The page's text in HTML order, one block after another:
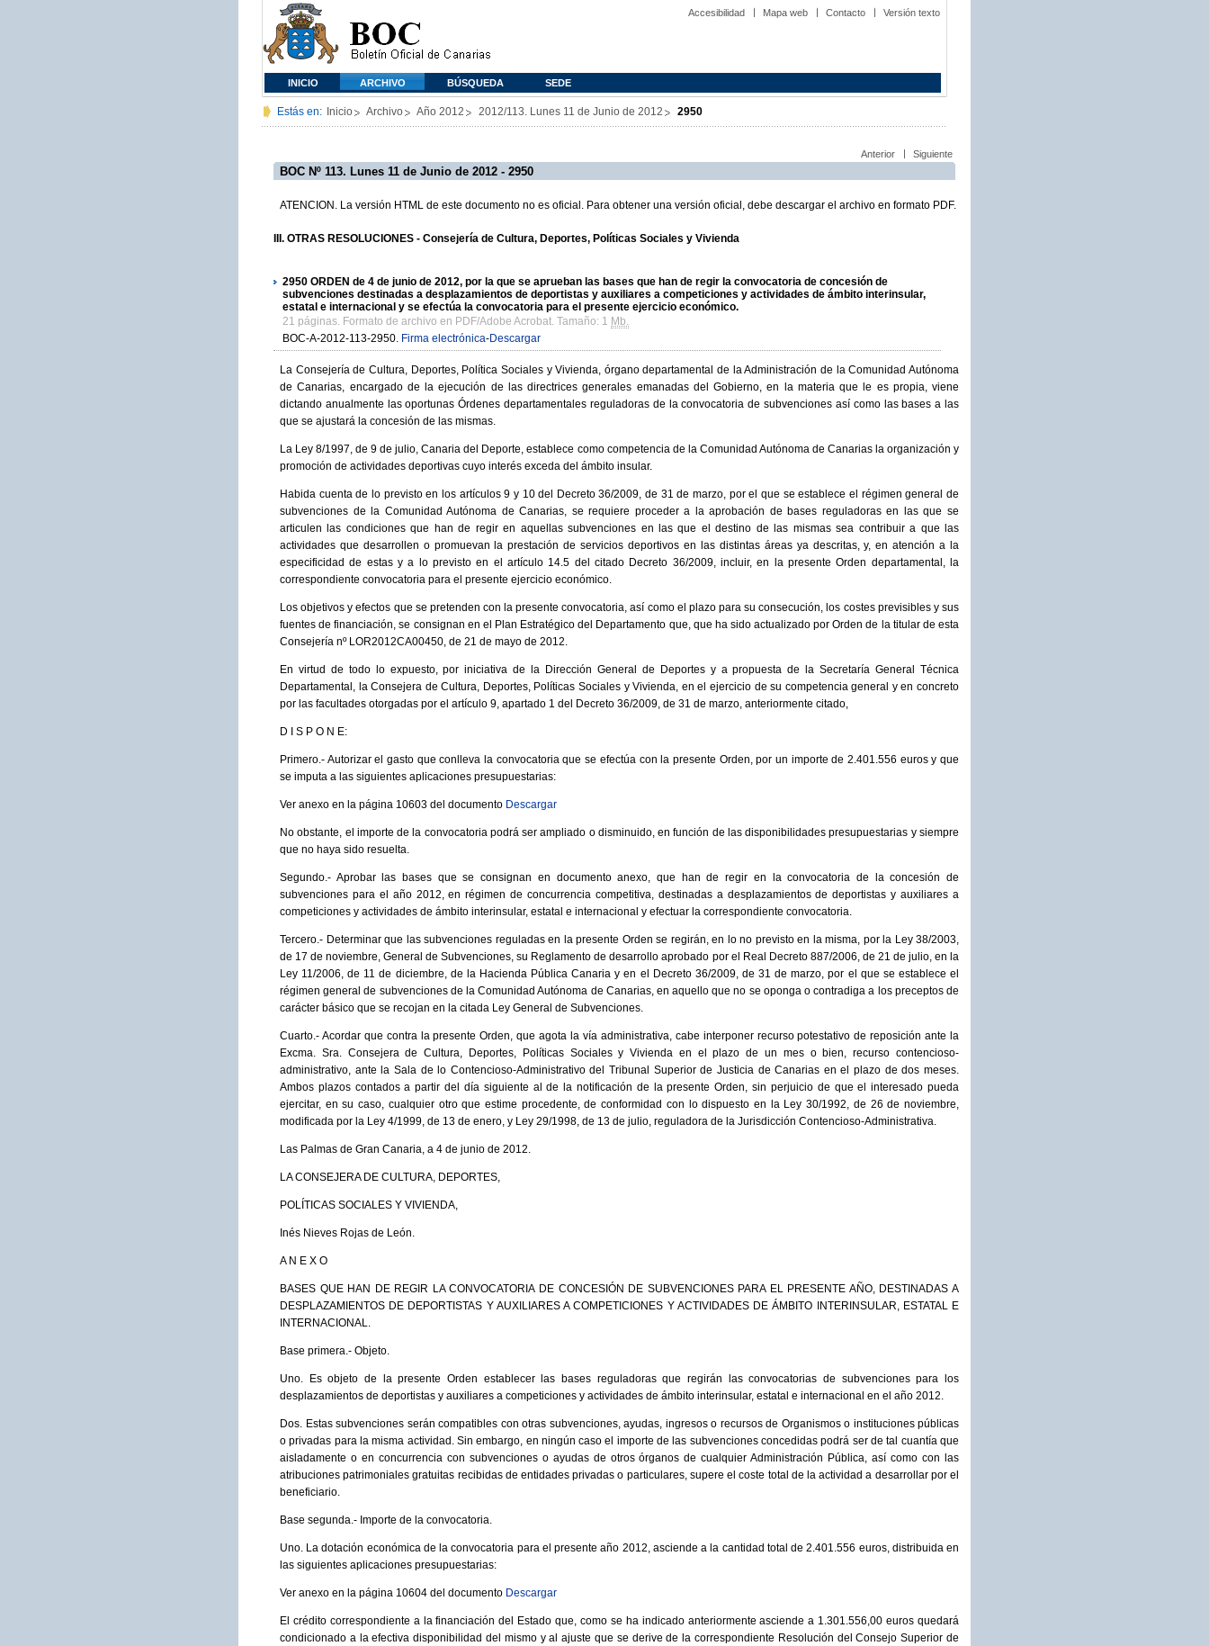
Accesibilidad Mapa web Contacto Versión texto
INICIO ARCHIVO BÚSQUEDA SEDE
Estás en: Inicio Archivo Año 2012 2012/113. Lunes 11 de Junio de 2012 2950
Anterior Siguiente
BOC Nº 113. Lunes 11 de Junio de 2012 - 2950
ATENCION. La versión HTML de este documento no es oficial. Para obtener una versión oficial, debe descargar el archivo en formato PDF.
III. OTRAS RESOLUCIONES - Consejería de Cultura, Deportes, Políticas Sociales y Vivienda
2950 ORDEN de 4 de junio de 2012, por la que se aprueban las bases que han de regir la convocatoria de concesión de
subvenciones destinadas a desplazamientos de deportistas y auxiliares a competiciones y actividades de ámbito interinsular,
estatal e internacional y se efectúa la convocatoria para el presente ejercicio económico.
21 páginas. Formato de archivo en PDF/Adobe Acrobat. Tamaño: 1 Mb.
BOC-A-2012-113-2950. Firma electrónica-Descargar
La Consejería de Cultura, Deportes, Política Sociales y Vivienda, órgano departamental de la Administración de la Comunidad Autónoma
de Canarias, encargado de la ejecución de las directrices generales emanadas del Gobierno, en la materia que le es propia, viene
dictando anualmente las oportunas Órdenes departamentales reguladoras de la convocatoria de subvenciones así como las bases a las
que se ajustará la concesión de las mismas.
La Ley 8/1997, de 9 de julio, Canaria del Deporte, establece como competencia de la Comunidad Autónoma de Canarias la organización y
promoción de actividades deportivas cuyo interés exceda del ámbito insular.
Habida cuenta de lo previsto en los artículos 9 y 10 del Decreto 36/2009, de 31 de marzo, por el que se establece el régimen general de
subvenciones de la Comunidad Autónoma de Canarias, se requiere proceder a la aprobación de bases reguladoras en las que se
articulen las condiciones que han de regir en aquellas subvenciones en las que el destino de las mismas sea contribuir a que las
actividades que desarrollen o promuevan la prestación de servicios deportivos en las distintas áreas ya descritas, y, en atención a la
especificidad de estas y a lo previsto en el artículo 14.5 del citado Decreto 36/2009, incluir, en la presente Orden departamental, la
correspondiente convocatoria para el presente ejercicio económico.
Los objetivos y efectos que se pretenden con la presente convocatoria, así como el plazo para su consecución, los costes previsibles y sus
fuentes de financiación, se consignan en el Plan Estratégico del Departamento que, que ha sido actualizado por Orden de la titular de esta
Consejería nº LOR2012CA00450, de 21 de mayo de 2012.
En virtud de todo lo expuesto, por iniciativa de la Dirección General de Deportes y a propuesta de la Secretaría General Técnica
Departamental, la Consejera de Cultura, Deportes, Políticas Sociales y Vivienda, en el ejercicio de su competencia general y en concreto
por las facultades otorgadas por el artículo 9, apartado 1 del Decreto 36/2009, de 31 de marzo, anteriormente citado,
D I S P O N E:
Primero.- Autorizar el gasto que conlleva la convocatoria que se efectúa con la presente Orden, por un importe de 2.401.556 euros y que
se imputa a las siguientes aplicaciones presupuestarias:
Ver anexo en la página 10603 del documento Descargar
No obstante, el importe de la convocatoria podrá ser ampliado o disminuido, en función de las disponibilidades presupuestarias y siempre
que no haya sido resuelta.
Segundo.- Aprobar las bases que se consignan en documento anexo, que han de regir en la convocatoria de la concesión de
subvenciones para el año 2012, en régimen de concurrencia competitiva, destinadas a desplazamientos de deportistas y auxiliares a
competiciones y actividades de ámbito interinsular, estatal e internacional y efectuar la correspondiente convocatoria.
Tercero.- Determinar que las subvenciones reguladas en la presente Orden se regirán, en lo no previsto en la misma, por la Ley 38/2003,
de 17 de noviembre, General de Subvenciones, su Reglamento de desarrollo aprobado por el Real Decreto 887/2006, de 21 de julio, en la
Ley 11/2006, de 11 de diciembre, de la Hacienda Pública Canaria y en el Decreto 36/2009, de 31 de marzo, por el que se establece el
régimen general de subvenciones de la Comunidad Autónoma de Canarias, en aquello que no se oponga o contradiga a los preceptos de
carácter básico que se recojan en la citada Ley General de Subvenciones.
Cuarto.- Acordar que contra la presente Orden, que agota la vía administrativa, cabe interponer recurso potestativo de reposición ante la
Excma. Sra. Consejera de Cultura, Deportes, Políticas Sociales y Vivienda en el plazo de un mes o bien, recurso contencioso-
administrativo, ante la Sala de lo Contencioso-Administrativo del Tribunal Superior de Justicia de Canarias en el plazo de dos meses.
Ambos plazos contados a partir del día siguiente al de la notificación de la presente Orden, sin perjuicio de que el interesado pueda
ejercitar, en su caso, cualquier otro que estime procedente, de conformidad con lo dispuesto en la Ley 30/1992, de 26 de noviembre,
modificada por la Ley 4/1999, de 13 de enero, y Ley 29/1998, de 13 de julio, reguladora de la Jurisdicción Contencioso-Administrativa.
Las Palmas de Gran Canaria, a 4 de junio de 2012.
LA CONSEJERA DE CULTURA, DEPORTES,
POLÍTICAS SOCIALES Y VIVIENDA,
Inés Nieves Rojas de León.
A N E X O
BASES QUE HAN DE REGIR LA CONVOCATORIA DE CONCESIÓN DE SUBVENCIONES PARA EL PRESENTE AÑO, DESTINADAS A
DESPLAZAMIENTOS DE DEPORTISTAS Y AUXILIARES A COMPETICIONES Y ACTIVIDADES DE ÁMBITO INTERINSULAR, ESTATAL E
INTERNACIONAL.
Base primera.- Objeto.
Uno. Es objeto de la presente Orden establecer las bases reguladoras que regirán las convocatorias de subvenciones para los
desplazamientos de deportistas y auxiliares a competiciones y actividades de ámbito interinsular, estatal e internacional en el año 2012.
Dos. Estas subvenciones serán compatibles con otras subvenciones, ayudas, ingresos o recursos de Organismos o instituciones públicas
o privadas para la misma actividad. Sin embargo, en ningún caso el importe de las subvenciones concedidas podrá ser de tal cuantía que
aisladamente o en concurrencia con subvenciones o ayudas de otros órganos de cualquier Administración Pública, así como con las
atribuciones patrimoniales gratuitas recibidas de entidades privadas o particulares, supere el coste total de la actividad a desarrollar por el
beneficiario.
Base segunda.- Importe de la convocatoria.
Uno. La dotación económica de la convocatoria para el presente año 2012, asciende a la cantidad total de 2.401.556 euros, distribuida en
las siguientes aplicaciones presupuestarias:
Ver anexo en la página 10604 del documento Descargar
El crédito correspondiente a la financiación del Estado que, como se ha indicado anteriormente asciende a 1.301.556,00 euros quedará
condicionado a la efectiva disponibilidad del mismo y al ajuste que se derive de la correspondiente Resolución del Consejo Superior de